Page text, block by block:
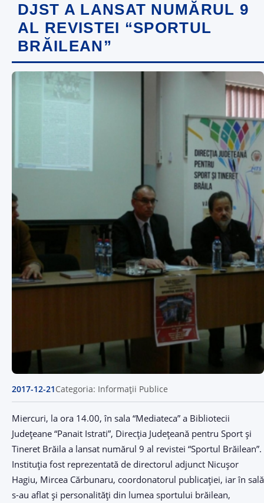
DJST A LANSAT NUMĂRUL 9
AL REVISTEI “SPORTUL
BRĂILEAN”
2017-12-21Categoria: Informații Publice
Miercuri, la ora 14.00, în sala “Mediateca” a Bibliotecii
Judeţeane “Panait Istrati”, Direcţia Judeţeană pentru Sport şi
Tineret Brăila a lansat numărul 9 al revistei “Sportul Brăilean”.
Instituţia fost reprezentată de directorul adjunct Nicuşor
Hagiu, Mircea Cărbunaru, coordonatorul publicaţiei, iar în sală
s-au aflat şi personalităţi din lumea sportului brăilean,